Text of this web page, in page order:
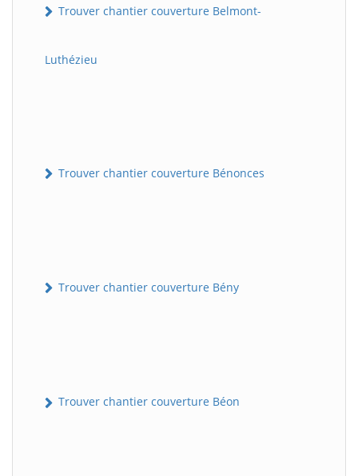
Trouver chantier couverture Belmont-
Luthézieu
Trouver chantier couverture Bénonces
Trouver chantier couverture Bény
Trouver chantier couverture Béon